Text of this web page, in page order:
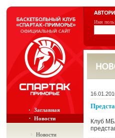
Имя
Заглавная
Новости
Новости
Клуб